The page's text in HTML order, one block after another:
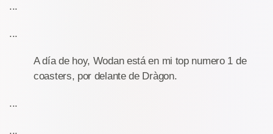
...
...
A día de hoy, Wodan está en mi top numero 1 de
coasters, por delante de Dràgon.
...
...